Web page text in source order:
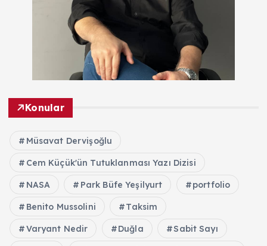
Konular
Müsavat Dervişoğlu
Cem Küçük'ün Tutuklanması Yazı Dizisi
NASA Park Büfe Yeşilyurt portfolio
Benito Mussolini Taksim
Varyant Nedir Duğla Sabit Sayı